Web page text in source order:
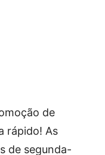
de
rápido! As
de segunda-